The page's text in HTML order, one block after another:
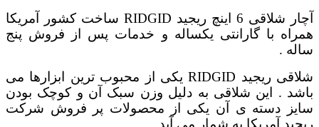
آچار شلاقی 6 اینچ ریجید RIDGID ساخت کشور آمریکا
همراه با گارانتی یکساله و خدمات پس از فروش پنج
ساله .
شلاقی ریجید RIDGID یکی از محبوب ترین ابزارها می
باشد . این شلاقی به دلیل وزن سبک آن و کوچک بودن
سایز دسته ی آن یکی از محصولات پر فروش شرکت